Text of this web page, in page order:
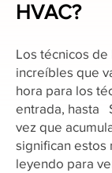
HVAC?
Los técnicos de
increíbles que
hora para los
entrada, hasta
vez que
significan estos
leyendo para